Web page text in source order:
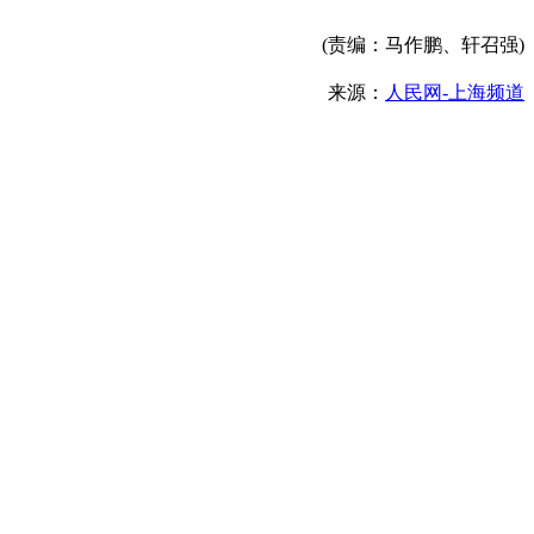
(责编：马作鹏、轩召强)
来源： 人民网-上海频道